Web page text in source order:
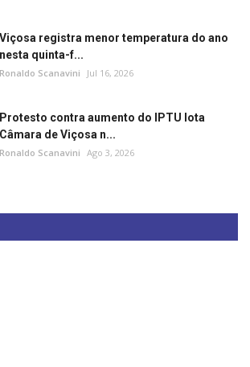
Viçosa registra menor temperatura do ano
nesta quinta-f...
Ronaldo Scanavini Jul 16, 2026
Protesto contra aumento do IPTU lota
Câmara de Viçosa n...
Ronaldo Scanavini Ago 3, 2026